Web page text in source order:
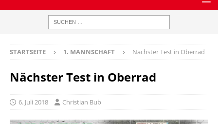
STARTSEITE 1. MANNSCHAFT Nächster Test in Oberrad
Nächster Test in Oberrad
6. Juli 2018 Christian Bub